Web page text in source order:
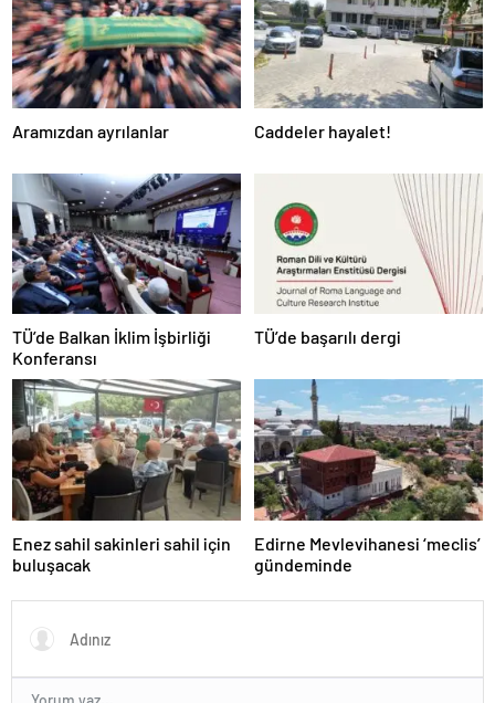
Aramızdan ayrılanlar Caddeler hayalet!
TÜ’de Balkan İklim İşbirliği
Konferansı
TÜ’de başarılı dergi
Enez sahil sakinleri sahil için
buluşacak
Edirne Mevlevihanesi ‘meclis’
gündeminde